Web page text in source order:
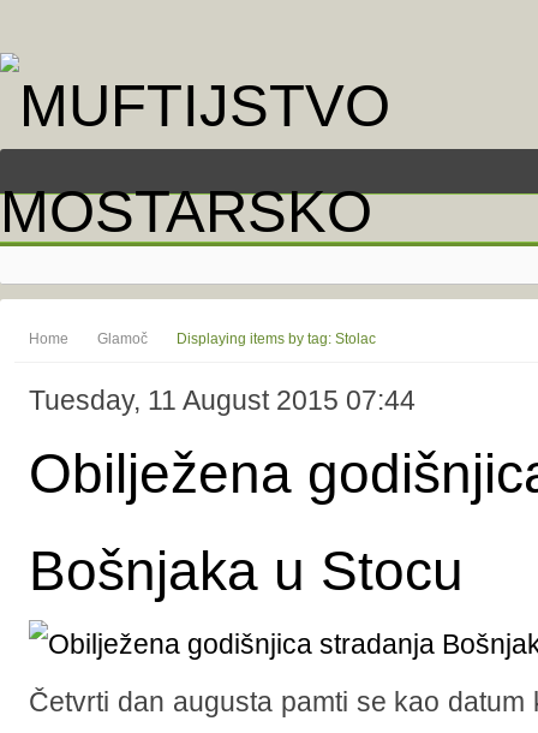
Home Glamoč Displaying items by tag: Stolac
Tuesday, 11 August 2015 07:44
Obilježena
Bošnjaka u Stocu
Četvrti dan augusta pamti se kao